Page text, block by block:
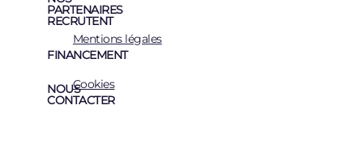
PARTENAIRES
RECRUTENT
FINANCEMENT
NOUS
CONTACTER
Mentions légales
Cookies